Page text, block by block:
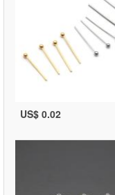
US$ 0.02